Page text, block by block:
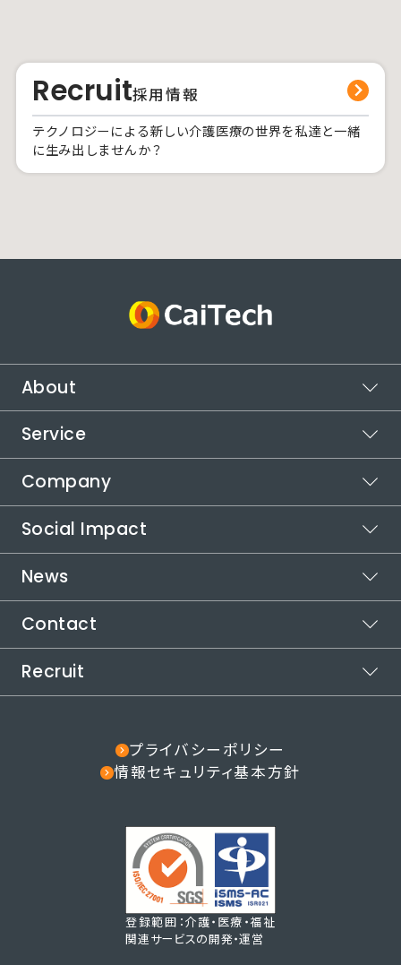
Recruit採用情報
テクノロジーによる新しい介護医療の世界を私達と一緒
に生み出しませんか？
About
ビジョン
ミッション
バリュー
Service
スポットワーク
カイテク
シフト管理
カイテクシフト
運営メディア
Company
企業情報
本社所在地
受賞歴
自治体連携
代表メッセージ
Social Impact
代表メッセージ
取り組む社会課題
インパクトロジック
社会課題の解決方法
News
お知らせ
Contact
ご利用についてお困りの方
カイテクで働きたい方
Recruit
プライバシーポリシー
情報セキュリティ基本方針
登録範囲：介護・医療・福祉
関連サービスの開発・運営